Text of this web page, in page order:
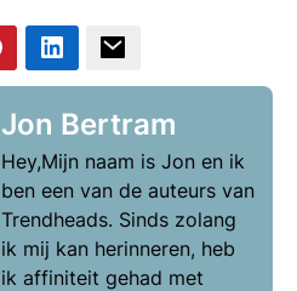
Jon Bertram
Hey,Mijn naam is Jon en ik
ben een van de auteurs van
Trendheads. Sinds zolang
ik mij kan herinneren, heb
ik affiniteit gehad met